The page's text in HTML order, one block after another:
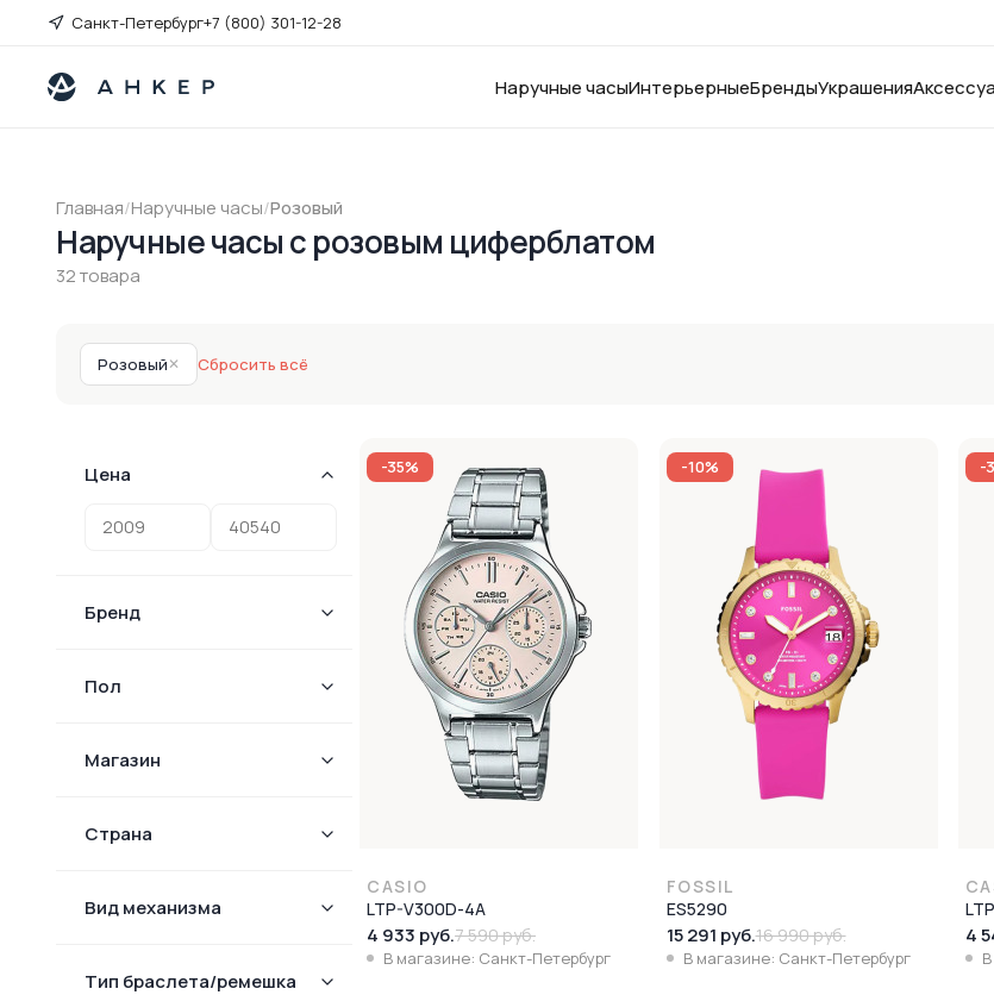
Санкт-Петербург+7 (800) 301-12-28
Наручные часыИнтерьерныеБрендыУкрашения
Главная/Наручные часы/Розовый
Наручные часы с розовым циферблатом
32 товара
Розовый✕ Сбросить всё
Цена
Бренд
Пол
Магазин
Страна
Вид механизма
Тип браслета/ремешка
-35%
CASIO
LTP-V300D-4A
4 933 руб.7 590 руб.
В магазине: Санкт-Петербург
-10%
FOSSIL
ES5290
15 291 руб.16 990 руб.
В магазине: Санкт-Петербург
-
4